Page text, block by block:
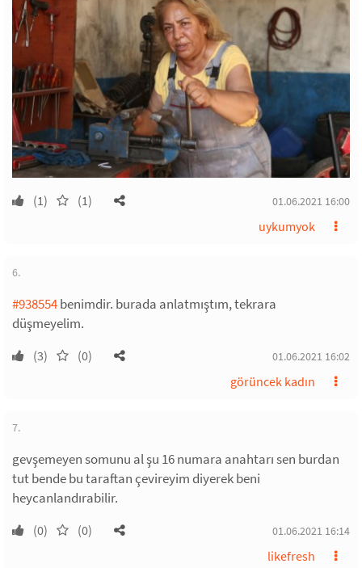
(1) (1) 01.06.2021 16:00
uykumyok
6.
#938554benimdir. burada anlatmıştım, tekrara
düşmeyelim.
(3) (0) 01.06.2021 16:02
görüncek kadın
7.
gevşemeyen somunu al şu 16 numara anahtarı sen burdan
tut bende bu taraftan çevireyim diyerek beni
heycanlandırabilir.
(0) (0) 01.06.2021 16:14
likefresh